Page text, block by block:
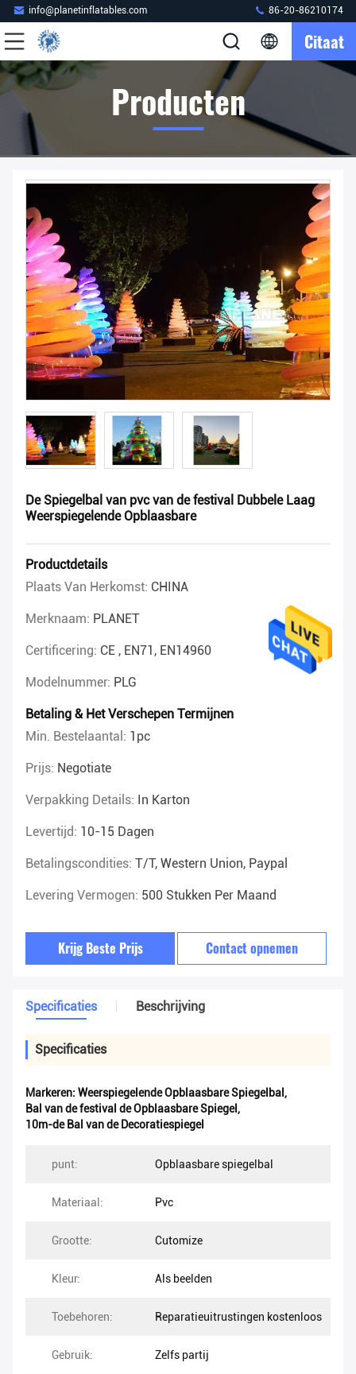
info@planetinflatables.com 86-20-86210174
Citaat
Producten
De Spiegelbal van pvc van de festival Dubbele Laag
Weerspiegelende Opblaasbare
Productdetails
Plaats Van Herkomst: CHINA
Merknaam: PLANET
Certificering: CE , EN71, EN14960
Modelnummer: PLG
Betaling & Het Verschepen Termijnen
Min. Bestelaantal: 1pc
Prijs: Negotiate
Verpakking Details: In Karton
Levertijd: 10-15 Dagen
Betalingscondities: T/T, Western Union, Paypal
Levering Vermogen: 500 Stukken Per Maand
Krijg Beste Prijs Contact opnemen
Specificaties Beschrijving
Specificaties
Markeren: Weerspiegelende Opblaasbare Spiegelbal ,
Bal van de festival de Opblaasbare Spiegel,
10m-de Bal van de Decoratiespiegel
punt: Opblaasbare spiegelbal
Materiaal: Pvc
Grootte: Cutomize
Kleur: Als beelden
Toebehoren: Reparatieuitrustingen kostenloos
Gebruik: Zelfs partij